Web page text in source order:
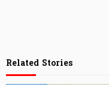
Related Stories